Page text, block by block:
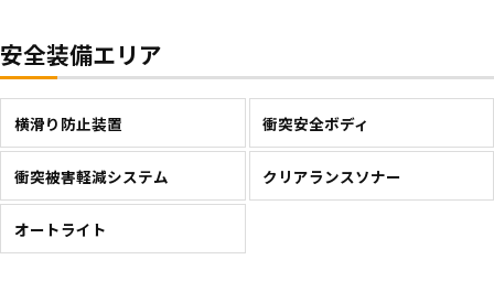
安全装備エリア
横滑り防止装置 衝突安全ボディ
衝突被害軽減システム クリアランスソナー
オートライト